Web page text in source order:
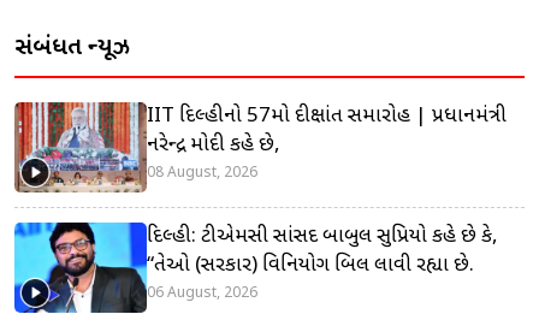
સંબંધિત ન્યૂઝ
IIT દિલ્હીનો 57મો દીક્ષાંત સમારોહ | પ્રધાનમંત્રી
નરેન્દ્ર મોદી કહે છે,
08 August, 2026
દિલ્હી: ટીએમસી સાંસદ બાબુલ સુપ્રિયો કહે છે કે,
“તેઓ (સરકાર) વિનિયોગ બિલ લાવી રહ્યા છે.
06 August, 2026